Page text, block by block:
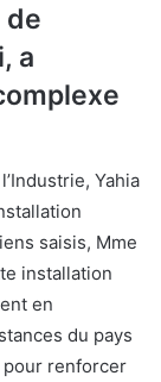
de
a
Yahia
saisis, Mme
installation
en
du pays
pour renforcer